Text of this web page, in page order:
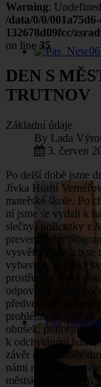
Warning:
/data/0/0/
132678d09fcc/
on line 35
DEN S
TRUTNOV
Základní údaje
By Lada
3. červen
Po delší době jsme
Jívka Horní
mateřské škole. Po
ní jsme se vydali k
slečny- policistky z
preventivním
vysvětlily vše, co se
vybavení, které ke
prostředky, které
odpovídat na
předvedení veškeré
prohlédnout,
obušek, policejní
k odchytávání
závěr děti dostaly
námi rozloučily
městských policistů